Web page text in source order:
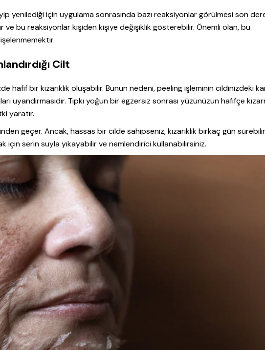
yenilediği için uygulama sonrasında bazı reaksiyonlar görülmesi son
ve bu reaksiyonlar kişiden kişiye değişiklik gösterebilir. Önemli olan, bu
Cilt
hafif bir kızarıklık oluşabilir. Bunun nedeni, peeling işleminin cildinizdeki
uyandırmasıdır. Tıpkı yoğun bir egzersiz sonrası yüzünüzün hafifçe
yaratır.
geçer. Ancak, hassas bir cilde sahipseniz, kızarıklık birkaç gün
serin suyla yıkayabilir ve nemlendirici kullanabilirsiniz.